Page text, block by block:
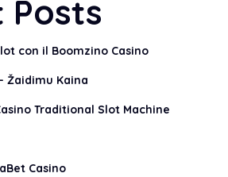
Posts
con il Boomzino Casino
Žaidimu Kaina
Traditional Slot Machine
Casino